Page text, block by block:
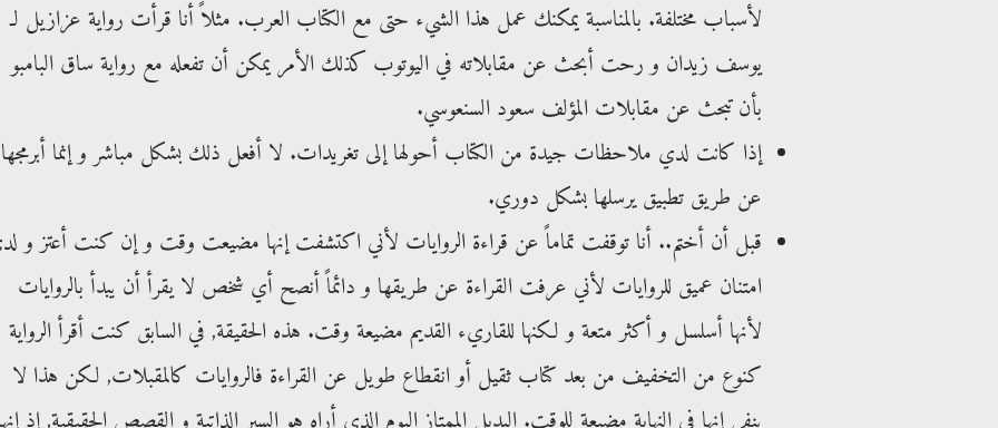
لأسباب مختلفة. بالمناسبة يمكنك عمل هذا الشيء حتى مع الكتاب العرب. مثلاً أنا قرأت رواية عزازيل لـ
يوسف زيدان و رحت أبحث عن مقابلاته في اليوتوب كذلك الأمر يمكن أن تفعله مع رواية ساق البامبو
بأن تبحث عن مقابلات المؤلف سعود السنعوسي.
إذا كانت لدي ملاحظات جيدة من الكتاب أحولها إلى تغريدات. لا أفعل ذلك بشكل مباشر و إنما أبرمجها
عن طريق تطبيق يرسلها بشكل دوري.
قبل أن أختم.. أنا توقفت تماماً عن قراءة الروايات لأني اكتشفت إنها مضيعت وقت و إن كنت أعتز و
امتنان عميق للروايات لأني عرفت القراءة عن طريقها و دائماً أنصح أي شخص لا يقرأ أن يبدأ بالروايات
لأنها أسلسل و أكثر متعة و لكنها للقاريء القديم مضيعة وقت. هذه الحقيقة, في السابق كنت أقرأ الرواية
كنوع من التخفيف من بعد كتاب ثقيل أو انقطاع طويل عن القراءة فالروايات كالمقبلات, لكن هذا لا